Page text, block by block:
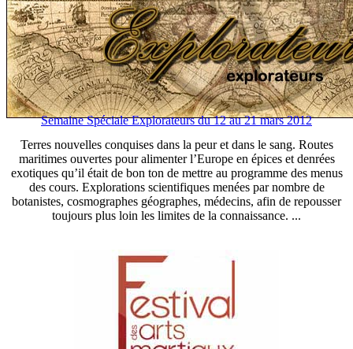
Semaine Spéciale Explorateurs du 12 au 21 mars 2012
Terres nouvelles conquises dans la peur et dans le sang. Routes
maritimes ouvertes pour alimenter l’Europe en épices et denrées
exotiques qu’il était de bon ton de mettre au programme des menus
des cours. Explorations scientifiques menées par nombre de
botanistes, cosmographes géographes, médecins, afin de repousser
toujours plus loin les limites de la connaissance. ...